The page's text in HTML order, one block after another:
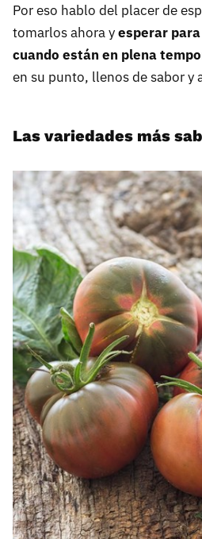
Por eso hablo del placer de
tomarlos ahora yesperar
cuando están en plena
en su punto, llenos de sabor y
Las variedades más